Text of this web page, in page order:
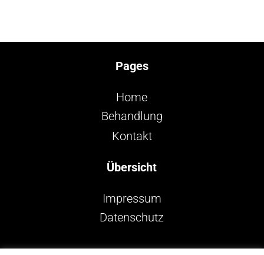
Pages
Home
Behandlung
Kontakt
Übersicht
Impressum
Datenschutz